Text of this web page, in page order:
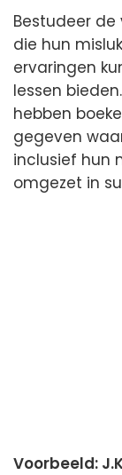
Bestudeer
die hun
ervaringen
lessen
hebben
gegeven
inclusief hun
omgezet in
Voorbeeld: